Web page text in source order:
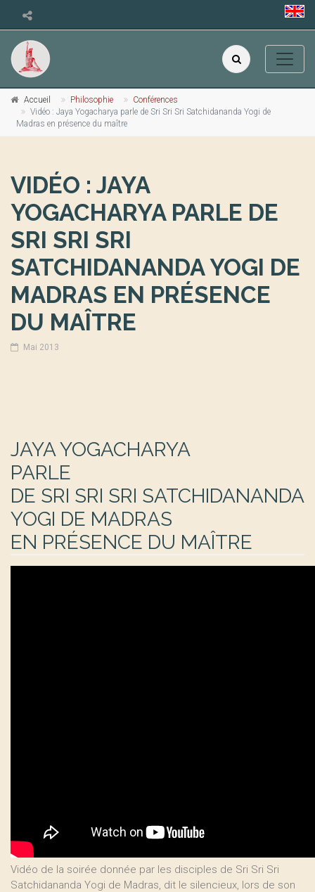
Accueil Philosophie
Conférences
Vidéo : Jaya Yogacharya parle de Sri Sri Sri Satchidananda Yogi de
Madras en présence du maître
VIDÉO : JAYA
YOGACHARYA PARLE DE
SRI SRI SRI
SATCHIDANANDA YOGI DE
MADRAS EN PRÉSENCE
DU MAÎTRE
Mai 2013
JAYA YOGACHARYA
PARLE
DE SRI SRI SRI SATCHIDANANDA
YOGI DE MADRAS
EN PRÉSENCE DU MAÎTRE
Vidéo de la soirée donnée par les disciples de Sri Sri Sri
Satchidananda Yogi de Madras, dit le silencieux, lors de son